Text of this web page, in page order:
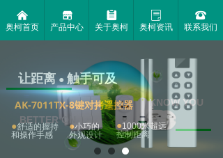
낀
奥柯首页
끵
产品中心
뀳
关于奥柯
ꂓ
奥柯资讯
뀰
联系我们
让距离 ● 触手可及
AK-7011TX-8键对拷遥控器
●舒适的握持
和操作手感
●小巧的
外观设计
●1000米超远
控制距离
一款自发电的无限套装
自发电才环保
BETTER ON
无线控制插座系列
无线控制器套装系列
KNOW YOU
微动能自发电捕获技术
遥控按钮终身兔电池
绿色环保无污染
免布线随意贴
了解更多